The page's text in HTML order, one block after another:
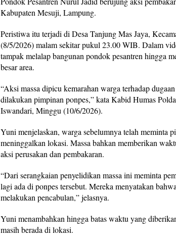
i
P
n
p
s
M
s
u
i
L
a
m
n
g
Kabupaten Mesuji, Lampung.
Peristiwa itu terjadi di Desa Tanjung Mas Jaya,
(8/5/2026) malam sekitar pukul 23.00 WIB. Dalam
tampak melalap bangunan pondok pesantren hingga
besar area.
“Aksi massa dipicu kemarahan warga terhadap
dilakukan pimpinan ponpes,” kata Kabid Humas
Iswandari, Minggu (10/6/2026).
Yuni menjelaskan, warga sebelumnya telah meminta
meninggalkan lokasi. Massa bahkan memberikan
aksi perusakan dan pembakaran.
“Dari serangkaian penyelidikan massa ini meminta
lagi ada di ponpes tersebut. Mereka menyatakan
melakukan pencabulan,” jelasnya.
Yuni menambahkan hingga batas waktu yang
masih berada di lokasi.